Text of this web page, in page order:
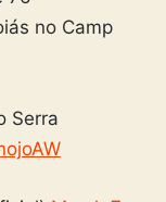
no Camp
Serra